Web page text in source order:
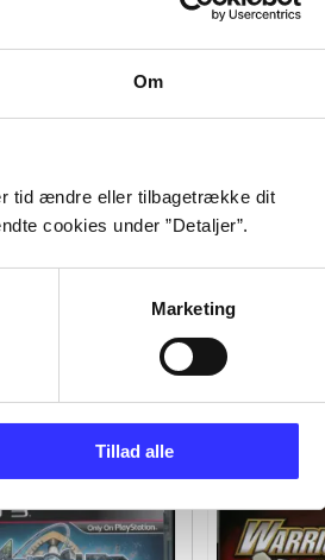
Om
tid ændre eller tilbagetrække dit
cookies under ”Detaljer”.
Marketing
Tillad alle